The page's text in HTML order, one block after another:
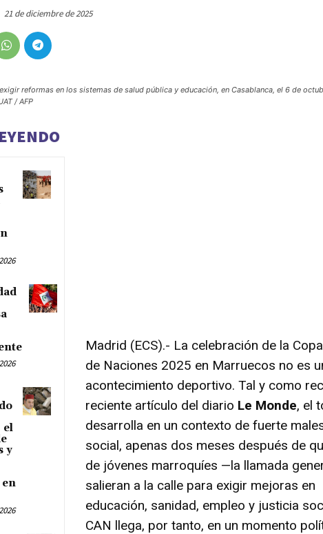
21 de diciembre de 2025
reformas en los sistemas de salud pública y educación, en Casablanca, el 6 de
/ AFP
el
y
Madrid (ECS).- La celebración de la
de Naciones 2025 en Marruecos no es
acontecimiento deportivo. Tal y como
reciente artículo del diario Le Monde, el
desarrolla en un contexto de fuerte
social, apenas dos meses después de
de jóvenes marroquíes —la llamada
salieran a la calle para exigir mejoras en
educación, sanidad, empleo y justicia
CAN llega, por tanto, en un momento